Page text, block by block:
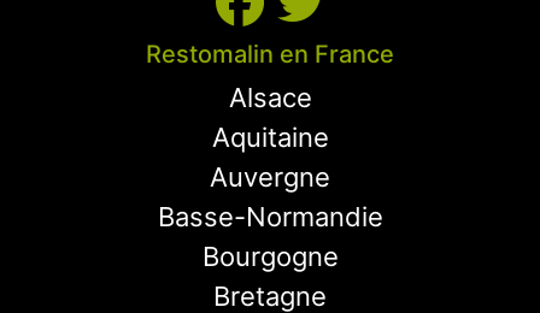
Restomalin en France
Alsace
Aquitaine
Auvergne
Basse-Normandie
Bourgogne
Bretagne